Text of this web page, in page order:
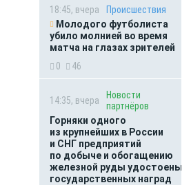
18:45, вчера
Происшествия
Молодого футболиста
убило молнией во время
матча на глазах зрителей
0
46
14:35, вчера
Новости
партнёров
Горняки одного
из крупнейших в России
и СНГ предприятий
по добыче и обогащению
железной руды удостоены
государственных наград